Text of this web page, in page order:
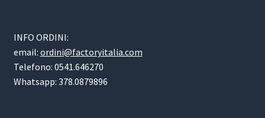
INFO ORDINI:
email: ordini@factoryitalia.com
Telefono: 0541.646270
Whatsapp: 378.0879896